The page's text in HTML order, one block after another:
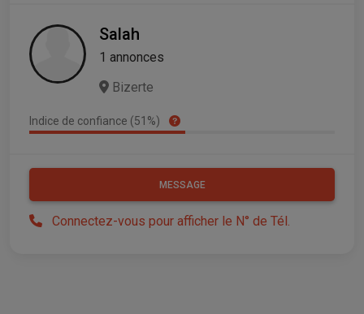
Salah
1 annonces
Bizerte
Indice de confiance (51%)
MESSAGE
Connectez-vous pour afficher le N° de Tél.